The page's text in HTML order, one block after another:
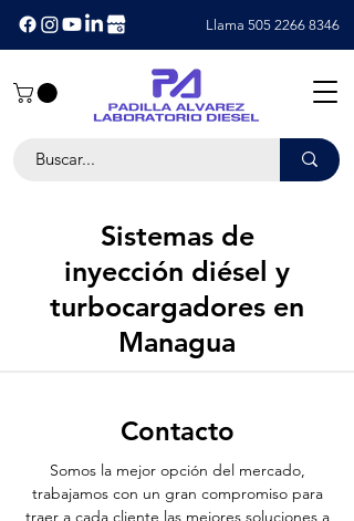
Llama 505 2266 8346
Sistemas de
inyección diésel y
turbocargadores en
Managua
Contacto
Somos la mejor opción del mercado,
trabajamos con un gran compromiso para
traer a cada cliente las mejores soluciones a